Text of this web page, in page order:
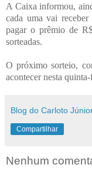
A Caixa informou,
cada uma vai
pagar o prêmio de
sorteadas.
O próximo sorteio,
acontecer nesta
Blog do Carloto
Compartilhar
Nenhum